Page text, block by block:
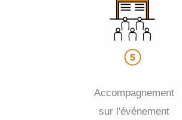
Accompagnement
sur l'événement